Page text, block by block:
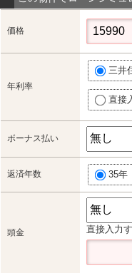
価格
年利率
三井
直接
ボーナス払い
返済年数 35年
頭金 直接入力